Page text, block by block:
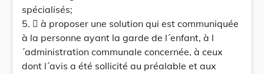
spécialisés;
5.  à proposer une solution qui est communiquée
à la personne ayant la garde de l´enfant, à l
´administration communale concernée, à ceux
dont l´avis a été sollicité au préalable et aux